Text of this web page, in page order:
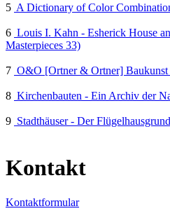
5 A Dictionary of Color
6 Louis I. Kahn - Esherick House
Masterpieces 33)
7 O&O [Ortner & Ortner] Baukunst
8 Kirchenbauten - Ein Archiv der
9 Stadthäuser - Der
Kontakt
Kontaktformular